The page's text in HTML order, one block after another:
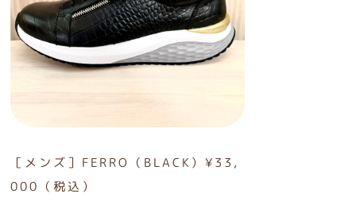
［メンズ］FERRO（BLACK）¥33,
000（税込）